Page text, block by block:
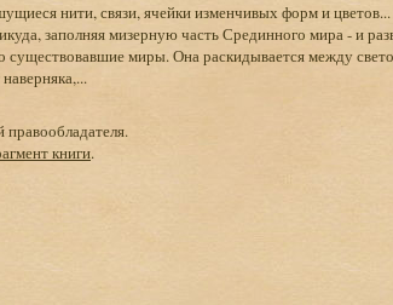
нити, связи, ячейки изменчивых форм и цветов...
заполняя мизерную часть Срединного мира - и
существовавшие миры. Она раскидывается между
правообладателя.
книги.